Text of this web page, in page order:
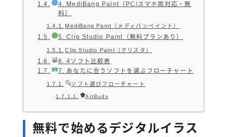
4. MediBang Paint（PC/スマホ両対応・無
料）
MediBang Paint（メディバンペイント）
5. Clip Studio Paint（無料プランあり）
Clip Studio Paint（クリスタ）
6. 4ソフト比較表
7. あなたに合うソフトを選ぶフローチャート
ソフト選びフローチャート
ArtBuds
無料で始めるデジタルイラス